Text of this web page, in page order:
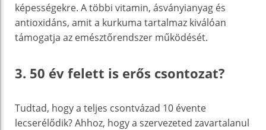
képességekre. A többi vitamin, ásványianyag és
antioxidáns, amit a kurkuma tartalmaz kiválóan
támogatja az emésztőrendszer működését.
3. 50 év felett is erős csontozat?
Tudtad, hogy a teljes csontvázad 10 évente
lecserélődik? Ahhoz, hogy a szervezeted zavartalanul